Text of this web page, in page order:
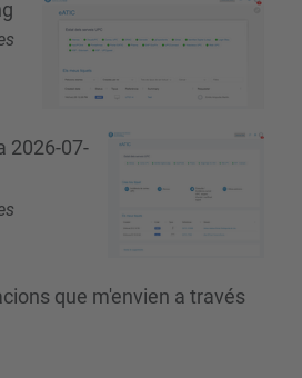
2026-07-
que m'envien a través